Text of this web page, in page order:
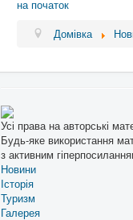
на початок
Домівка
Усі права на авторські
Будь-яке використання
з активним
Новини
Історія
Туризм
Галерея